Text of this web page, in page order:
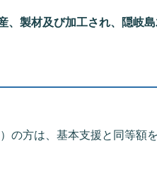
、製材及び加工され、隠岐
の方は、基本支援と同等額